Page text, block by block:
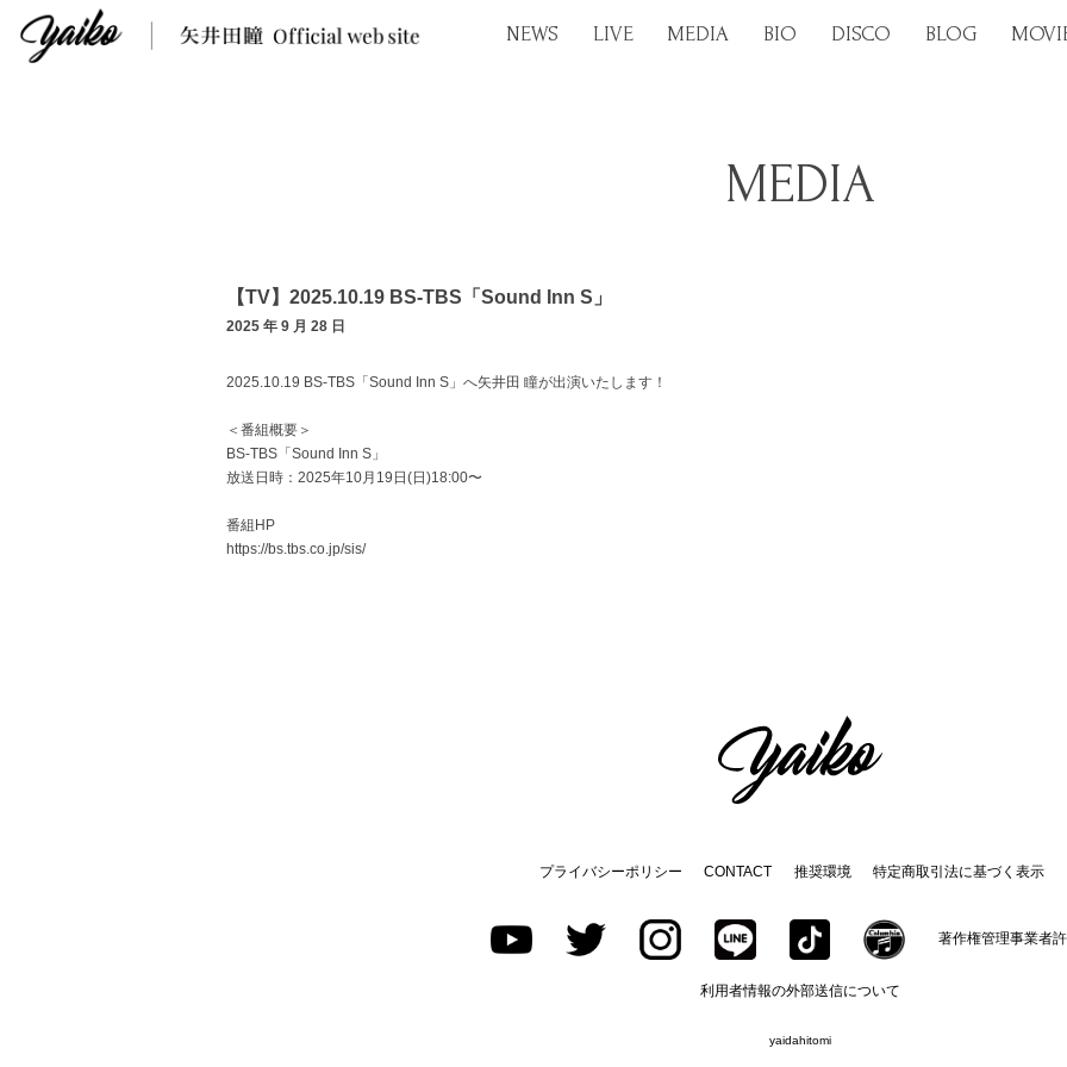
NEWS LIVE MEDIA BIO DISCO BLOG
MEDIA
【TV】2025.10.19 BS-TBS「Sound Inn S」
2025 年 9 月 28 日
2025.10.19 BS-TBS「Sound Inn S」へ矢井田 瞳が出演いたします！
＜番組概要＞
BS-TBS「Sound Inn S」
放送日時：2025年10月19日(日)18:00〜
番組HP
https://bs.tbs.co.jp/sis/
プライバシーポリシー CONTACT 推奨環境 特定商取引法に基づく表示
著作権管理事業者
利用者情報の外部送信について
yaidahitomi